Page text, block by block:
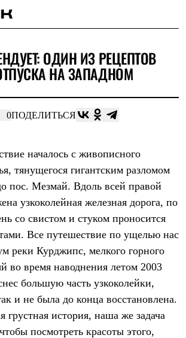
ОДИН ИЗ РЕЦЕПТОВ
НА ЗАПАДНОМ
0ПОДЕЛИТЬСЯ
началось с живописного
тянущегося гигантским разломом
пос. Мезмай. Вдоль всей правой
узкоколейная железная дорога, по
со свистом и стуком проносится
Все путешествие по ущелью нас
реки Курджипс, мелкого горного
во время наводнения летом 2003
большую часть узкоколейки,
и не была до конца восстановлена.
грустная история, наша же задача
посмотреть красоты этого,